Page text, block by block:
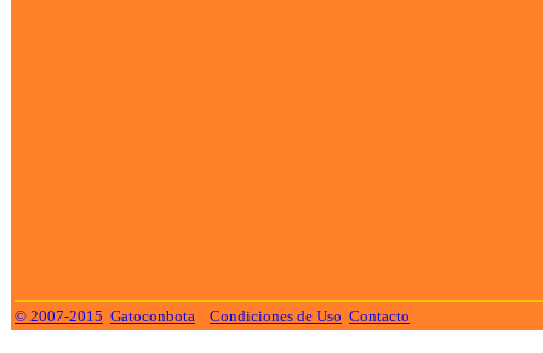
© 2007-2015 Gatoconbota Condiciones de Uso Contacto